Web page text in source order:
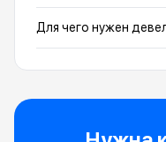
Для чего нужен